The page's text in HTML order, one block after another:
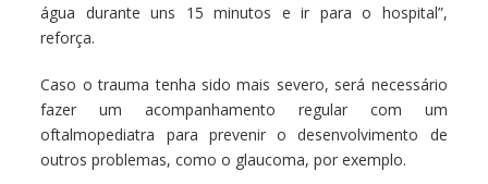
água durante uns 15 minutos e ir para o hospital”,
reforça.
Caso o trauma tenha sido mais severo, será necessário
fazer um acompanhamento regular com um
oftalmopediatra para prevenir o desenvolvimento de
outros problemas, como o glaucoma, por exemplo.